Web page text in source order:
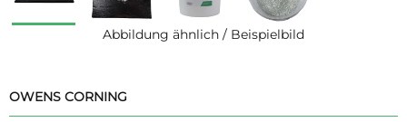
Abbildung ähnlich / Beispielbild
OWENS CORNING